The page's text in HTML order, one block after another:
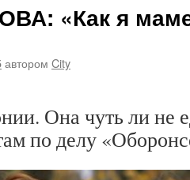
«Как я
автором City
Она чуть ли не
по делу